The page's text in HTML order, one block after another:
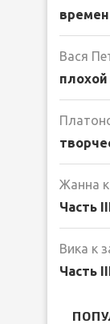
Вася
Жанна
Часть
Вика к
Часть